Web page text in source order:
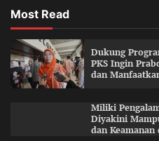
Most Read
Dukung
PKS Ingin
dan
Miliki
Diyakini
dan